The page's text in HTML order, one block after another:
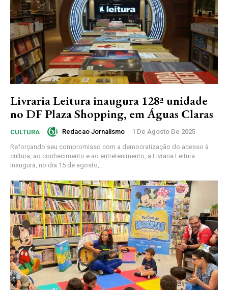
Livraria Leitura inaugura 128ª unidade
no DF Plaza Shopping, em Águas Claras
CULTURA Redacao Jornalismo - 1 De Agosto De 2025
Reforçando seu compromisso com a democratização do acesso à
cultura, ao conhecimento e ao entretenimento, a Livraria Leitura
inaugura, no dia 15 de agosto,...